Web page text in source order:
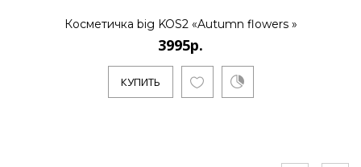
Косметичка big KOS2 «Autumn flowers »
3995р.
КУПИТЬ